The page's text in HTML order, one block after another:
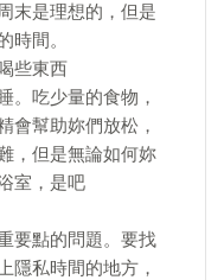
末是理想的，但是
時間。
些東西
。吃少量的食物，
會幫助妳們放松，
，但是無論如何妳
室，是吧
要點的問題。要找
隱私時間的地方，